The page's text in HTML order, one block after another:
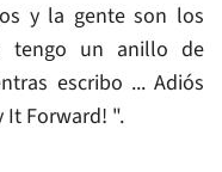
y la gente son los
tengo un anillo de
escribo ... Adiós
It Forward! ".